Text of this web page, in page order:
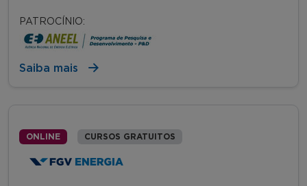
PATROCÍNIO:
Saiba mais
ONLINE CURSOS GRATUITOS